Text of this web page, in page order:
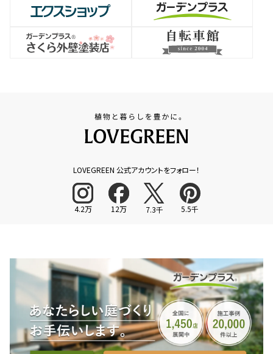
LOVEGREEN 公式アカウントをフォロー！
4.2万 12万 7.3千 5.5千